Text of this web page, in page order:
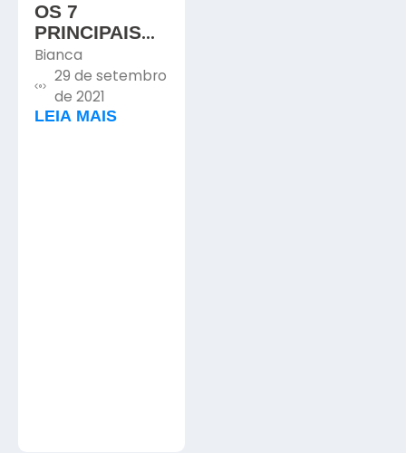
OS 7
PRINCIPAIS
TIPOS DE
FUNDAÇÕES
Bianca
29 de setembro
de 2021
LEIA MAIS